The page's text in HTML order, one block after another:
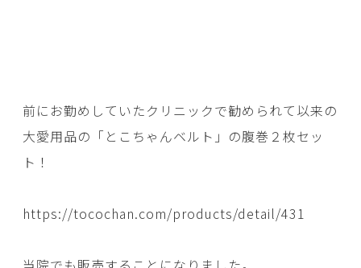
前にお勤めしていたクリニックで勧められて以来の
大愛用品の「とこちゃんベルト」の腹巻２枚セッ
ト！
https://tocochan.com/products/detail/431